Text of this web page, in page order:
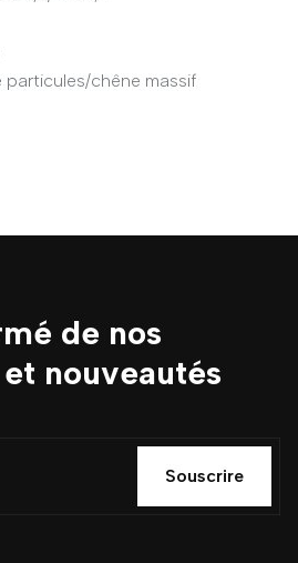
particules/chêne massif
de nos
nouveautés
Souscrire